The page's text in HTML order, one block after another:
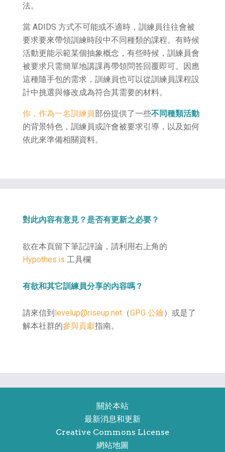
法。
當 ADIDS 方式不可能或不適時，訓練員往往會被
要求要來帶領訓練時段中不同種類的課程。有時候
活動更能示範某個抽象概念，有些時候，訓練員會
被要求只需簡單地講課再帶領問答回覆即可。因應
這種隨手包的需求，訓練員也可以從訓練員課程設
計中挑選與修改成為符合其需要的材料。
你，作為一名訓練員部份提供了一些不同種類活動
的背景特色，訓練員或許會被要求引導，以及如何
依此來準備相關資料。
對此內容有意見？是否有更新之必要？
欲在本頁留下筆記評論，請利用右上角的
Hypothes.is 工具欄
有欲和其它訓練員分享的內容嗎？
請來信到levelup@riseup.net（GPG 公鑰）或是了
解本社群的參與貢獻指南。
關於本站
最新消息和更新
Creative Commons License
網站地圖